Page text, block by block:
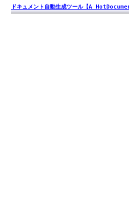
ドキュメント自動生成ツール【A